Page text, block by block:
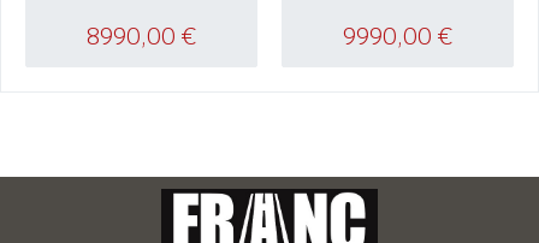
8990,00 € 9990,00 €